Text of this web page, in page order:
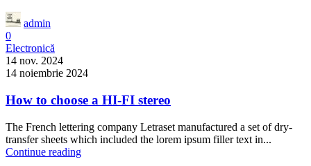
admin
0
Electronică
14 nov. 2024
14 noiembrie 2024
How to choose a HI-FI stereo
The French lettering company Letraset manufactured a set of dry-
transfer sheets which included the lorem ipsum filler text in...
Continue reading